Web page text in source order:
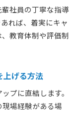
社員の丁寧な指導
れば、着実にキャ
教育体制や評価制
上げる方法
プに直結します。
場経験がある場